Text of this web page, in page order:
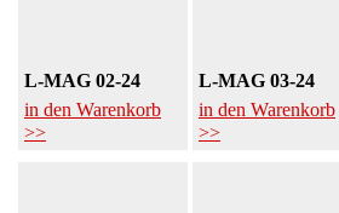
L-MAG 02-24
in den Warenkorb
>>
L-MAG 03-24
in den Warenkorb
>>